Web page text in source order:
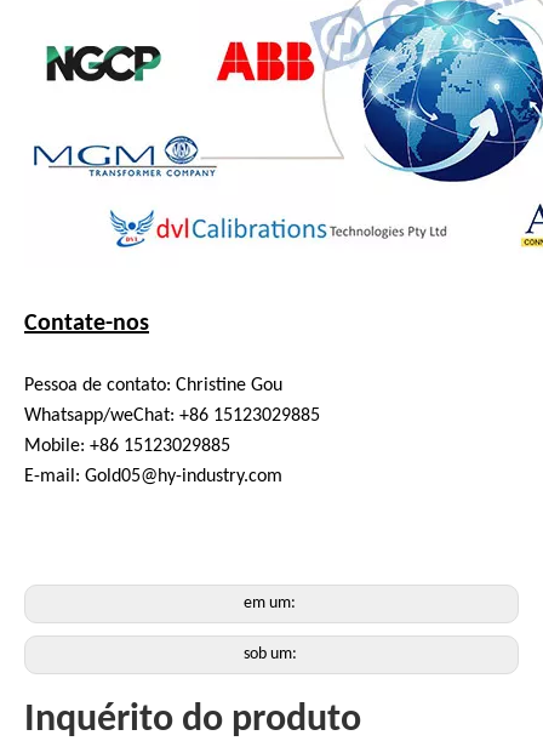
Contate-nos
Pessoa de contato: Christine Gou
Whatsapp/weChat: +86 15123029885
Mobile: +86 15123029885
E-mail: Gold05@hy-industry.com
em um:
sob um:
Inquérito do produto